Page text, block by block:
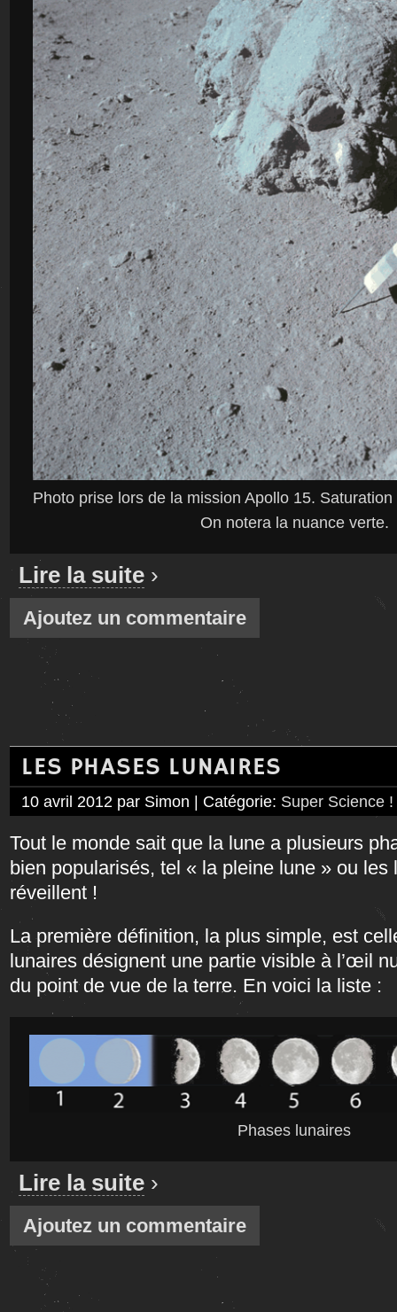
Photo prise lors de la mission Apollo 15.
On notera la nuance verte.
Lire la suite ›
Ajoutez un commentaire
LES PHASES LUNAIRES
10 avril 2012 par Simon | Catégorie: Super Science !
Tout le monde sait que la lune a plusieurs
bien popularisés, tel « la pleine lune » ou les
réveillent !
La première définition, la plus simple, est
lunaires désignent une partie visible à l’œil
du point de vue de la terre. En voici la liste :
Phases lunaires
Lire la suite ›
Ajoutez un commentaire